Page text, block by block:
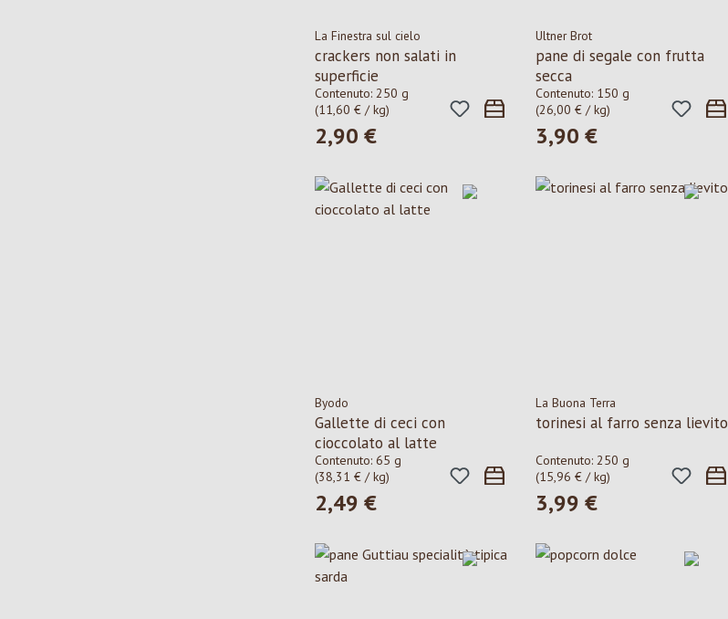
La Finestra sul cielo
crackers non salati in
superficie
Contenuto: 250 g
(11,60 € / kg)
Prezzo normale:
2,90 €
Ultner Brot
pane di segale con frutta
secca
Contenuto: 150 g
(26,00 € / kg)
Prezzo normale:
3,90 €
Byodo
Gallette di ceci con
cioccolato al latte
Contenuto: 65 g
(38,31 € / kg)
Prezzo normale:
2,49 €
La Buona Terra
torinesi al farro senza lievito
Contenuto:250 g
(15,96 € / kg)
Prezzo normale:
3,99 €